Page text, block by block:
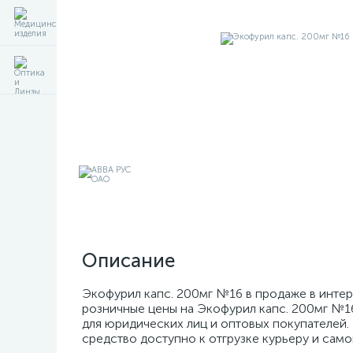
Описание
Экофурил капс. 200мг №16 в продаже в
розничные цены на Экофурил капс. 200мг
для юридических лиц и оптовых
средство доступно к отгрузке курьеру и